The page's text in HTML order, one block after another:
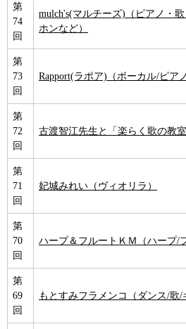
第
74
回
mulch's(マルチーズ)（ピアノ・
ホンなど）
第
73
回
Rapport(ラポア)（ボーカル/ピア
第
72
回
古渡智江先生と「楽らく歌の教室
第
71
回
妃城みれい（ヴィオリラ）
第
70
回
ハープ＆フルートＫＭ（ハープ/
第
69
回
もとすみフラメンコ（ダンス/歌/